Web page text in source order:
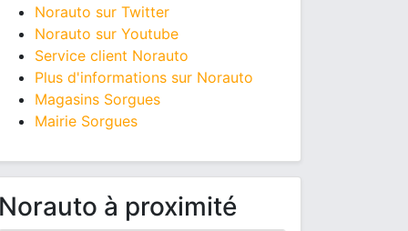
Norauto sur Twitter
Norauto sur Youtube
Service client Norauto
Plus d'informations sur Norauto
Magasins Sorgues
Mairie Sorgues
Norauto à proximité